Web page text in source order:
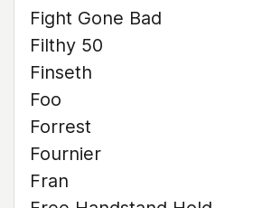
Fight Gone Bad
Filthy 50
Finseth
Foo
Forrest
Fournier
Fran